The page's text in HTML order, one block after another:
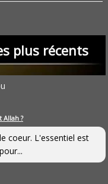
plus récents
Allah ?
coeur. L'essentiel est